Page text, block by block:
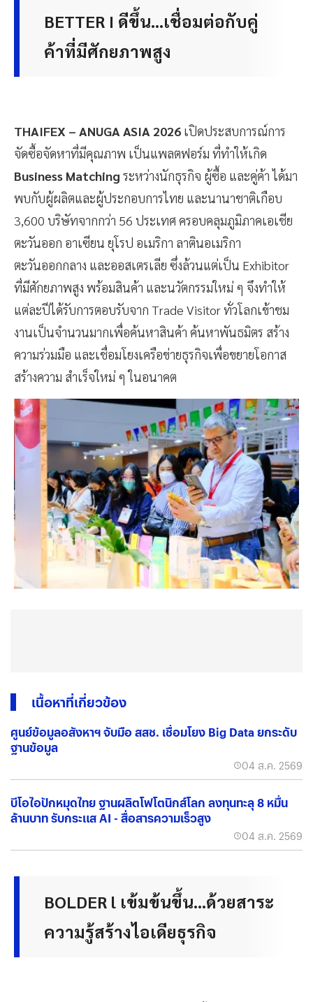
BETTER I ดีขึ้น...เชื่อมต่อกับคู่
ค้าที่มีศักยภาพสูง
THAIFEX – ANUGA ASIA 2026 เปิดประสบการณ์การ
จัดซื้อจัดหาที่มีคุณภาพ เป็นแพลตฟอร์ม ที่ทำให้เกิด
Business Matching ระหว่างนักธุรกิจ ผู้ซื้อ และคู่ค้า ได้มา
พบกับผู้ผลิตและผู้ประกอบการไทย และนานาชาติเกือบ
3,600 บริษัทจากกว่า 56 ประเทศ ครอบคลุมภูมิภาคเอเชีย
ตะวันออก อาเซียน ยุโรป อเมริกา ลาตินอเมริกา
ตะวันออกกลาง และออสเตรเลีย ซึ่งล้วนแต่เป็น Exhibitor
ที่มีศักยภาพสูง พร้อมสินค้า และนวัตกรรมใหม่ ๆ จึงทำให้
แต่ละปีได้รับการตอบรับจาก Trade Visitor ทั่วโลกเข้าชม
งานเป็นจำนวนมากเพื่อค้นหาสินค้า ค้นหาพันธมิตร สร้าง
ความร่วมมือ และเชื่อมโยงเครือข่ายธุรกิจเพื่อขยายโอกาส
สร้างความ สำเร็จใหม่ ๆ ในอนาคต
เนื้อหาที่เกี่ยวข้อง
ศูนย์ข้อมูลอสังหาฯ จับมือ สสช. เชื่อมโยง Big Data ยกระดับ
ฐานข้อมูล
04 ส.ค. 2569
บีโอไอปักหมุดไทย ฐานผลิตโฟโตนิกส์โลก ลงทุนทะลุ 8 หมื่น
ล้านบาท รับกระแส AI - สื่อสารความเร็วสูง
04 ส.ค. 2569
BOLDER l เข้มข้นขึ้น...ด้วยสาระ
ความรู้สร้างไอเดียธุรกิจ